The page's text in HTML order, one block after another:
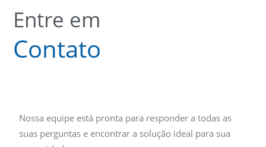
Entre em
Contato
Nossa equipe está pronta para responder a todas as
suas perguntas e encontrar a solução ideal para sua